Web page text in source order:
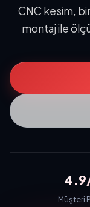
CNC kesim,
montaj ile
Müşteri